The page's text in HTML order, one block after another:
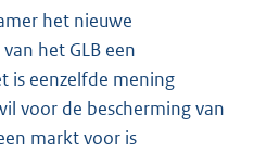
het nieuwe
het GLB een
is eenzelfde mening
voor de bescherming van
markt voor is